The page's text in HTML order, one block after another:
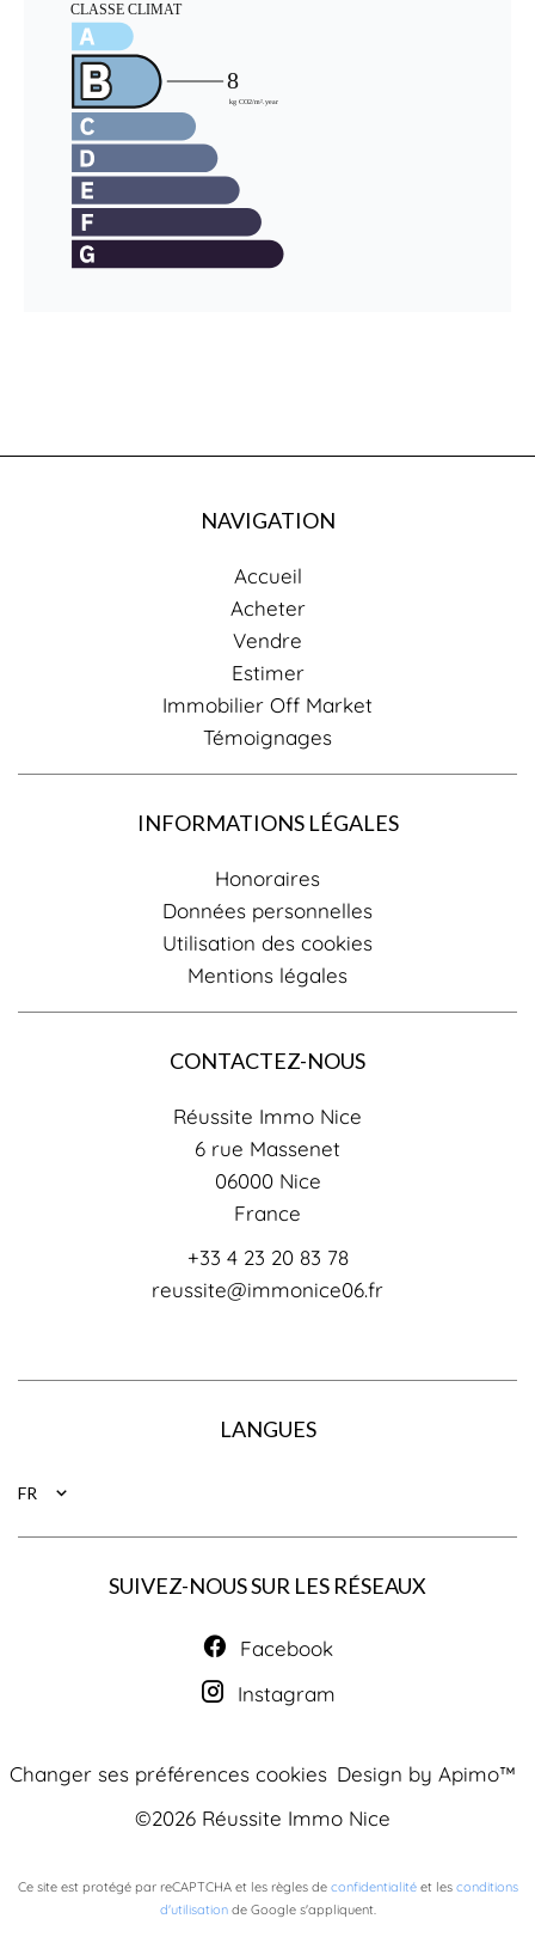
NAVIGATION
Accueil
Acheter
Vendre
Estimer
Immobilier Off Market
Témoignages
INFORMATIONS LÉGALES
Honoraires
Données personnelles
Utilisation des cookies
Mentions légales
CONTACTEZ-NOUS
Réussite Immo Nice
6 rue Massenet
06000Nice
France
+33 4 23 20 83 78
reussite@immonice06.fr
LANGUES
FR
SUIVEZ-NOUS SUR LES RÉSEAUX
Facebook
Instagram
Changer ses préférences cookies Design by Apimo™
©2026 Réussite Immo Nice
Ce site est protégé par reCAPTCHA et les règles de confidentialitéet les conditions
d'utilisationde Google s'appliquent.